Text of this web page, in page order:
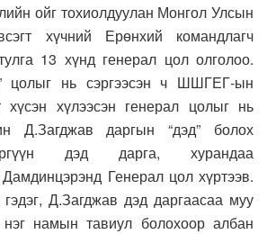
ойг тохиолдуулан Монгол Улсын
хүчний Ерөнхий командлагч
13 хүнд генерал цол олголоо.
цолыг нь сэргээсэн ч ШШГЕГ-ын
хүсэн хүлээсэн генерал цолыг нь
Д.Загджав даргын “дэд” болох
дэд дарга, хурандаа
Генерал цол хүртээв.
Д.Загджав дэд даргаасаа муу
намын тавиул болохоор албан